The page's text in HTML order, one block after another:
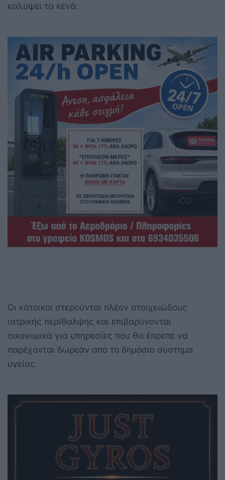
καλύψει τα κενά.
Οι κάτοικοι στερούνται πλέον στοιχειώδους
ιατρικής περίθαλψης και επιβαρύνονται
οικονομικά για υπηρεσίες που θα έπρεπε να
παρέχονται δωρεάν από το δημόσιο σύστημα
υγείας.